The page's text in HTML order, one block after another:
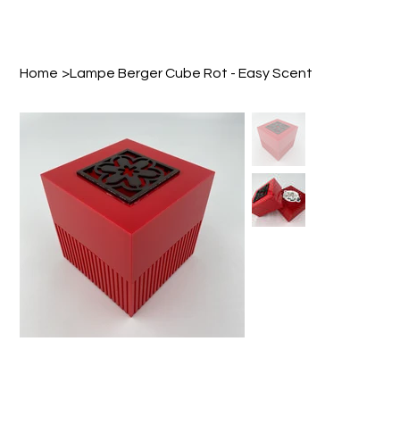
Home >Lampe Berger Cube Rot - Easy Scent